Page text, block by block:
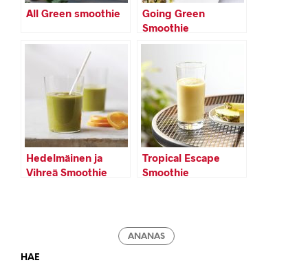
All Green smoothie
Going Green
Smoothie
Hedelmäinen ja
Vihreä Smoothie
Tropical Escape
Smoothie
ANANAS
HAE